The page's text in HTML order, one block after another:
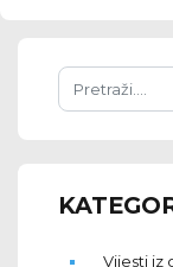
Vijesti iz